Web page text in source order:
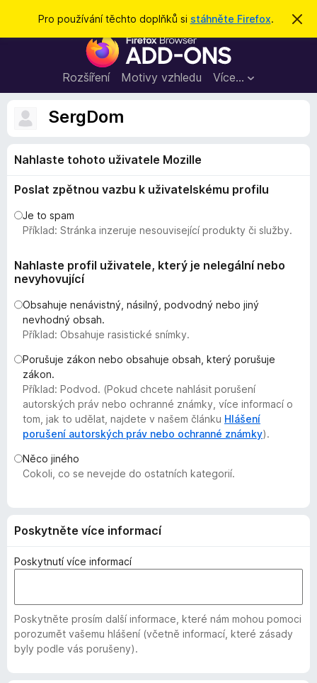
Pro používání těchto doplňků si stáhněte Firefox.
S
r
D
o
p
l
d
p
o
l
e
č
F
r
e
f
x
Rozšíření Motivy vzhledu Více…
Přihlásit se
SergDom
Nahlaste tohoto uživatele Mozille
Poslat zpětnou vazbu k uživatelskému profilu
Je to spam
Příklad: Stránka inzeruje nesouvisející produkty či služby.
Nahlaste profil uživatele, který je nelegální nebo
nevyhovující
Obsahuje nenávistný, násilný, podvodný nebo jiný
nevhodný obsah.
Příklad: Obsahuje rasistické snímky.
Porušuje zákon nebo obsahuje obsah, který porušuje
zákon.
Příklad: Podvod. (Pokud chcete nahlásit porušení
autorských práv nebo ochranné známky, více informací o
tom, jak to udělat, najdete v našem článku Hlášení
porušení autorských práv nebo ochranné známky).
Něco jiného
Cokoli, co se nevejde do ostatních kategorií.
Poskytněte více informací
Poskytnutí více informací
Poskytněte prosím další informace, které nám mohou pomoci
porozumět vašemu hlášení (včetně informací, které zásady
byly podle vás porušeny).